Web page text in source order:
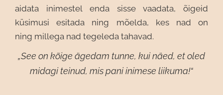
aidata inimestelenda sisse vaadata, õigeid
küsimusi esitada ning mõelda, kes nad on
ning millega nad tegeleda tahavad.
„See on kõige ägedam tunne, kui näed, et oled
midagi teinud, mis pani inimese liikuma!“